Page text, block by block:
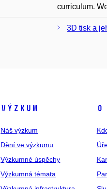
curriculum.
3D tisk a
Výzkum
Náš výzkum
Dění ve výzkumu
Výzkumné úspěchy
Výzkumná témata